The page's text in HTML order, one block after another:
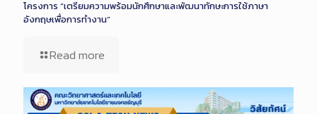
โครงการ “เตรียมความพร้อมนักศึกษาและพัฒนาทักษะการใช้ภาษา
อังกฤษเพื่อการทำงาน”
Read more